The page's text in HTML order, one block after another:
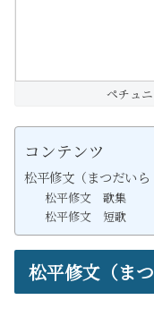
ペチュ
コンテンツ
松平修文（まつだいら
松平修文 歌集
松平修文 短歌
松平修文（ま